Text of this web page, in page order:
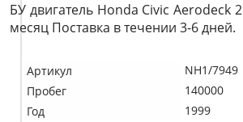
БУ двигатель Honda Civic Aerodeck
месяц Поставка в течении 3-6 дней.
Артикул
NH1/7949
Пробег
140000
Год
1999